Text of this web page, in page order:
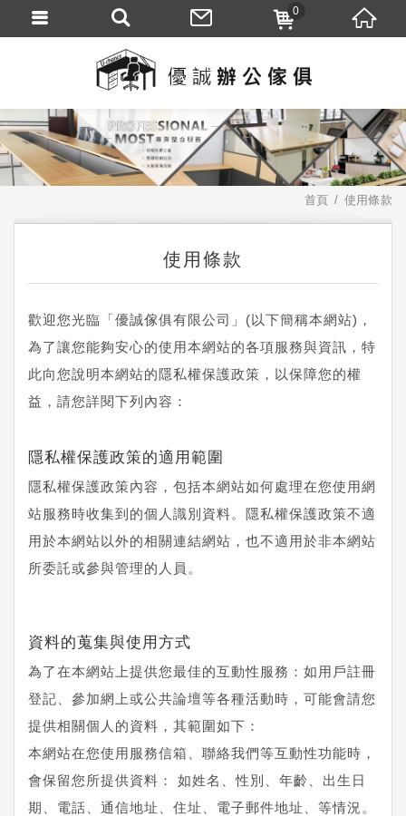
首頁 使用條款
使用條款
歡迎您光臨「優誠傢俱有限公司」(以下簡稱本網站)，
為了讓您能夠安心的使用本網站的各項服務與資訊，特
此向您說明本網站的隱私權保護政策，以保障您的權
益，請您詳閱下列內容：
隱私權保護政策的適用範圍
隱私權保護政策內容，包括本網站如何處理在您使用網
站服務時收集到的個人識別資料。隱私權保護政策不適
用於本網站以外的相關連結網站，也不適用於非本網站
所委託或參與管理的人員。
資料的蒐集與使用方式
為了在本網站上提供您最佳的互動性服務：如用戶註冊
登記、參加網上或公共論壇等各種活動時，可能會請您
提供相關個人的資料，其範圍如下：
本網站在您使用服務信箱、聯絡我們等互動性功能時，
會保留您所提供資料： 如姓名、性別、年齡、出生日
期、電話、通信地址、住址、電子郵件地址、等情況。
0